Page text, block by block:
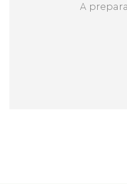
A